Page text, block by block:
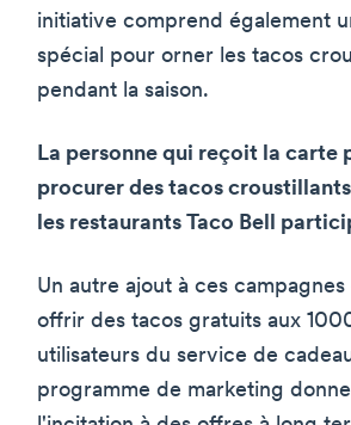
initiative comprend également
spécial pour orner les tacos
pendant la saison.
La personne qui reçoit la carte
procurer des tacos
les restaurants Taco Bell
Un autre ajout à ces campagnes
offrir des tacos gratuits aux
utilisateurs du service de
programme de marketing